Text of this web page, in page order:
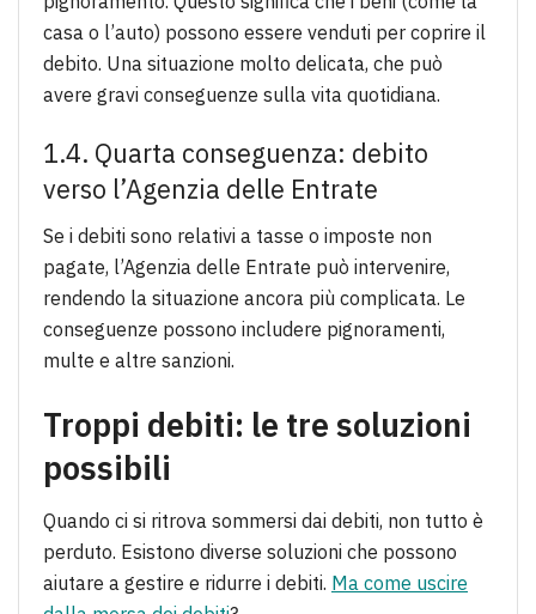
casa o l’auto) possono essere venduti per coprire il
debito. Una situazione molto delicata, che può
avere gravi conseguenze sulla vita quotidiana.
1.4. Quarta conseguenza: debito
verso l’Agenzia delle Entrate
Se i debiti sono relativi a tasse o imposte non
pagate, l’Agenzia delle Entrate può intervenire,
rendendo la situazione ancora più complicata. Le
conseguenze possono includere pignoramenti,
multe e altre sanzioni.
Troppi debiti: le tre soluzioni
possibili
Quando ci si ritrova sommersi dai debiti, non tutto è
perduto. Esistono diverse soluzioni che possono
aiutare a gestire e ridurre i debiti. Ma come uscire